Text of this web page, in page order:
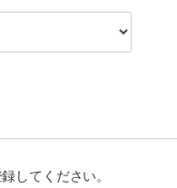
してください。